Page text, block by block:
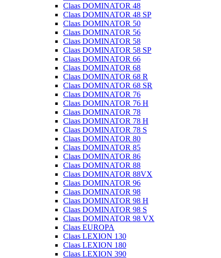
Claas DOMINATOR 48
Claas DOMINATOR 48 SP
Claas DOMINATOR 50
Claas DOMINATOR 56
Claas DOMINATOR 58
Claas DOMINATOR 58 SP
Claas DOMINATOR 66
Claas DOMINATOR 68
Claas DOMINATOR 68 R
Claas DOMINATOR 68 SR
Claas DOMINATOR 76
Claas DOMINATOR 76 H
Claas DOMINATOR 78
Claas DOMINATOR 78 H
Claas DOMINATOR 78 S
Claas DOMINATOR 80
Claas DOMINATOR 85
Claas DOMINATOR 86
Claas DOMINATOR 88
Claas DOMINATOR 88VX
Claas DOMINATOR 96
Claas DOMINATOR 98
Claas DOMINATOR 98 H
Claas DOMINATOR 98 S
Claas DOMINATOR 98 VX
Claas EUROPA
Claas LEXION 130
Claas LEXION 180
Claas LEXION 390